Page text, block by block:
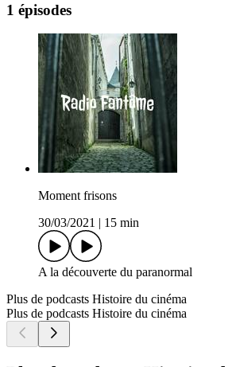
1 épisodes
Moment frisons
30/03/2021
15 min
A la découverte du paranormal
Plus de podcasts Histoire du cinéma
Plus de podcasts Histoire du cinéma